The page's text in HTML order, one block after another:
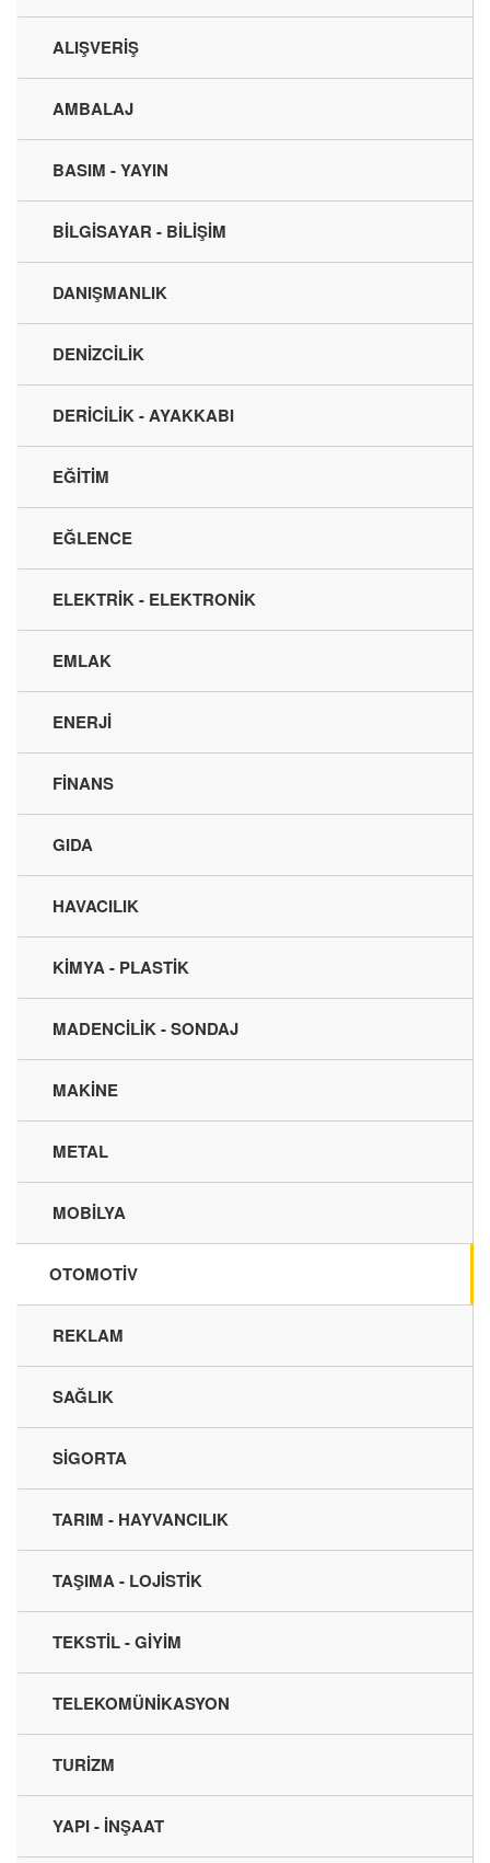
ALIŞVERİŞ
AMBALAJ
BASIM - YAYIN
BİLGİSAYAR - BİLİŞİM
DANIŞMANLIK
DENİZCİLİK
DERİCİLİK - AYAKKABI
EĞİTİM
EĞLENCE
ELEKTRİK - ELEKTRONİK
EMLAK
ENERJİ
FİNANS
GIDA
HAVACILIK
KİMYA - PLASTİK
MADENCİLİK - SONDAJ
MAKİNE
METAL
MOBİLYA
OTOMOTİV
REKLAM
SAĞLIK
SİGORTA
TARIM - HAYVANCILIK
TAŞIMA - LOJİSTİK
TEKSTİL - GİYİM
TELEKOMÜNİKASYON
TURİZM
YAPI - İNŞAAT